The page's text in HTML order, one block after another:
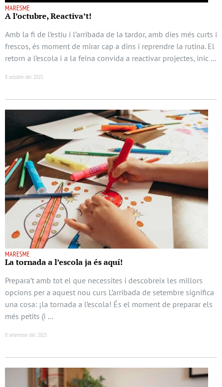
MARESME
A l’octubre, Reactiva’t!
Amb la fi de l’estiu i l’arribada de la tardor, amb dies més curts i
frescos, és moment de mirar cap a dins i reprendre la rutina. El
retorn a l’escola i a la feina convida a reactivar projectes, inic …
8 octubre del 2025
MARESME
La tornada a l’escola ja és aquí!
Prepara’t amb tot el que necessites i descobreix les millors
opcions per a aquest nou curs L’arribada de setembre significa
una cosa: ¡la tornada a l’escola! És el moment de preparar els
més petits (i …
8 setembre del 2025